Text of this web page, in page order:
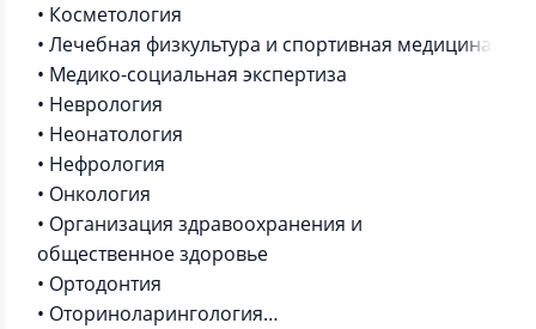
• Косметология
• Лечебная физкультура и спортивная медицина
• Медико-социальная экспертиза
• Неврология
• Неонатология
• Нефрология
• Онкология
• Организация здравоохранения и
общественное здоровье
• Ортодонтия
• Оториноларингология